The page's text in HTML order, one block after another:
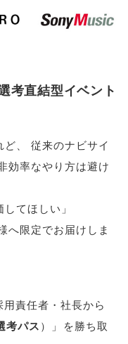
考直結型イベント
ど
従来のナビサイ
効率なやり方は避け
してほしい 」
へ限定でお届けしま
責任者・社長から
考パス）」
を勝ち取